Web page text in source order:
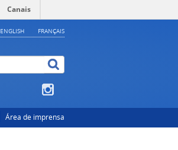
Canais
ENGLISH FRANÇAIS
Área de imprensa